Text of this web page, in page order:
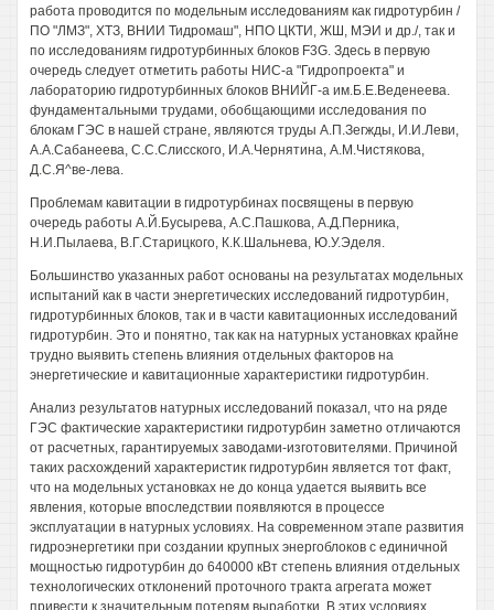
работа проводится по модельным исследованиям как гидротурбин /
ПО "ЛМЗ", ХТЗ, ВНИИ Тидромаш", НПО ЦКТИ, ЖШ, МЭИ и др./, так и
по исследованиям гидротурбинных блоков F3G. Здесь в первую
очередь следует отметить работы НИС-а "Гидропроекта" и
лабораторию гидротурбинных блоков ВНИЙГ-а им.Б.Е.Веденеева.
фундаментальными трудами, обобщающими исследования по
блокам ГЭС в нашей стране, являются труды А.П.Зегжды, И.И.Леви,
А.А.Сабанеева, С.С.Слисского, И.А.Чернятина, А.М.Чистякова,
Д.С.Я^ве-лева.
Проблемам кавитации в гидротурбинах посвящены в первую
очередь работы А.Й.Бусырева, А.С.Пашкова, А.Д.Перника,
Н.И.Пылаева, В.Г.Старицкого, К.К.Шальнева, Ю.У.Эделя.
Большинство указанных работ основаны на результатах модельных
испытаний как в части энергетических исследований гидротурбин,
гидротурбинных блоков, так и в части кавитационных исследований
гидротурбин. Это и понятно, так как на натурных установках крайне
трудно выявить степень влияния отдельных факторов на
энергетические и кавитационные характеристики гидротурбин.
Анализ результатов натурных исследований показал, что на ряде
ГЭС фактические характеристики гидротурбин заметно отличаются
от расчетных, гарантируемых заводами-изготовителями. Причиной
таких расхождений характеристик гидротурбин является тот факт,
что на модельных установках не до конца удается выявить все
явления, которые впоследствии появляются в процессе
эксплуатации в натурных условиях. На современном этапе развития
гидроэнергетики при создании крупных энергоблоков с единичной
мощностью гидротурбин до 640000 кВт степень влияния отдельных
технологических отклонений проточного тракта агрегата может
привести к значительным потерям выработки. В этих условиях